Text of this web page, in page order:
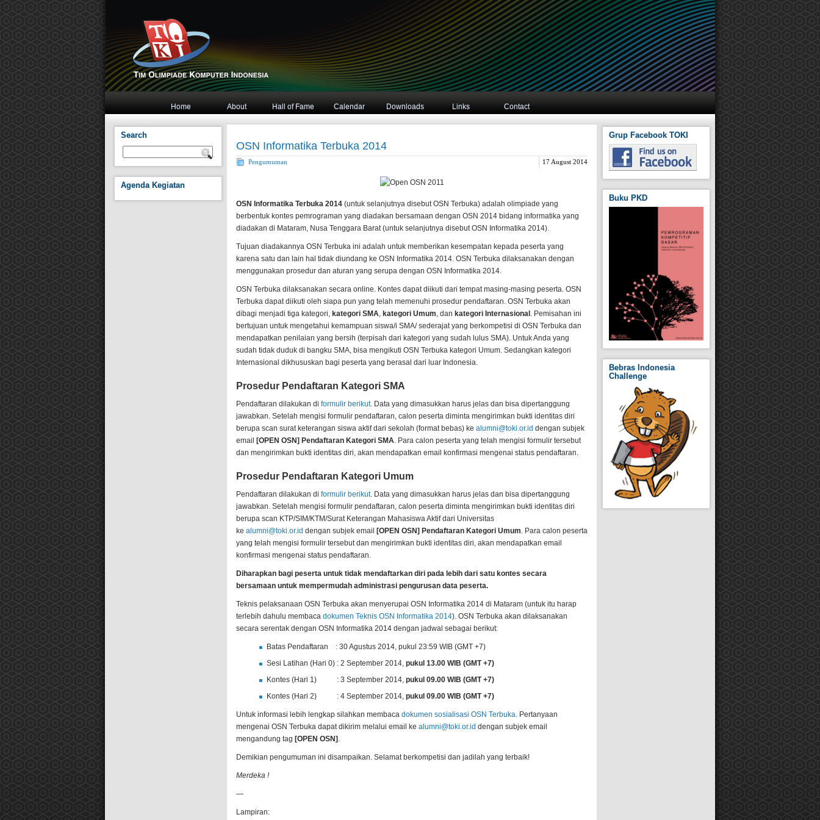
Home About Hall of Fame Calendar Downloads Links Contact
Search
Agenda Kegiatan
OSN Informatika Terbuka 2014
Pengumuman 17 August 2014
OSN Informatika Terbuka 2014 (untuk selanjutnya disebut OSN Terbuka) adalah olimpiade yang
berbentuk kontes pemrograman yang diadakan bersamaan dengan OSN 2014 bidang informatika yang
diadakan di Mataram, Nusa Tenggara Barat (untuk selanjutnya disebut OSN Informatika 2014).
Tujuan diadakannya OSN Terbuka ini adalah untuk memberikan kesempatan kepada peserta yang
karena satu dan lain hal tidak diundang ke OSN Informatika 2014. OSN Terbuka dilaksanakan dengan
menggunakan prosedur dan aturan yang serupa dengan OSN Informatika 2014.
OSN Terbuka dilaksanakan secara online. Kontes dapat diikuti dari tempat masing-masing peserta. OSN
Terbuka dapat diikuti oleh siapa pun yang telah memenuhi prosedur pendaftaran. OSN Terbuka akan
dibagi menjadi tiga kategori, kategori SMA, kategori Umum, dan kategori Internasional . Pemisahan ini
bertujuan untuk mengetahui kemampuan siswa/i SMA/ sederajat yang berkompetisi di OSN Terbuka dan
mendapatkan penilaian yang bersih (terpisah dari kategori yang sudah lulus SMA). Untuk Anda yang
sudah tidak duduk di bangku SMA, bisa mengikuti OSN Terbuka kategori Umum. Sedangkan kategori
Internasional dikhususkan bagi peserta yang berasal dari luar Indonesia.
Prosedur Pendaftaran Kategori SMA
Pendaftaran dilakukan di formulir berikut. Data yang dimasukkan harus jelas dan bisa dipertanggung
jawabkan. Setelah mengisi formulir pendaftaran, calon peserta diminta mengirimkan bukti identitas diri
berupa scan surat keterangan siswa aktif dari sekolah (format bebas) ke alumni@toki.or.id dengan subjek
email
[OPEN OSN] Pendaftaran Kategori SMA. Para calon peserta yang telah mengisi formulir tersebut
dan mengirimkan bukti identitas diri, akan mendapatkan email konfirmasi mengenai status pendaftaran.
Prosedur Pendaftaran Kategori Umum
Pendaftaran dilakukan di formulir berikut. Data yang dimasukkan harus jelas dan bisa dipertanggung
jawabkan. Setelah mengisi formulir pendaftaran, calon peserta diminta mengirimkan bukti identitas diri
berupa scan KTP/SIM/KTM/Surat Keterangan Mahasiswa Aktif dari Universitas
ke alumni@toki.or.id dengan subjek email [OPEN OSN] Pendaftaran Kategori Umum. Para calon peserta
yang telah mengisi formulir tersebut dan mengirimkan bukti identitas diri, akan mendapatkan email
konfirmasi mengenai status pendaftaran.
Diharapkan bagi peserta untuk tidak mendaftarkan diri pada lebih dari satu kontes secara
bersamaan untuk mempermudah administrasi pengurusan data peserta.
Teknis pelaksanaan OSN Terbuka akan menyerupai OSN Informatika 2014 di Mataram (untuk itu harap
terlebih dahulu membaca dokumen Teknis OSN Informatika 2014). OSN Terbuka akan dilaksanakan
secara serentak dengan OSN Informatika 2014 dengan jadwal sebagai berikut:
Batas Pendaftaran : 30 Agustus 2014, pukul 23:59 WIB (GMT +7)
Sesi Latihan (Hari 0) : 2 September 2014, pukul 13.00 WIB (GMT +7)
Kontes (Hari 1) : 3 September 2014, pukul 09.00 WIB (GMT +7)
Kontes (Hari 2) : 4 September 2014, pukul 09.00 WIB (GMT +7)
Untuk informasi lebih lengkap silahkan membaca dokumen sosialisasi OSN Terbuka. Pertanyaan
mengenai OSN Terbuka dapat dikirim melalui email ke alumni@toki.or.id dengan subjek email
mengandung tag [OPEN OSN] .
Demikian pengumuman ini disampaikan. Selamat berkompetisi dan jadilah yang terbaik!
Merdeka !
—
Lampiran:
Grup Facebook TOKI
Buku PKD
Bebras Indonesia
Challenge